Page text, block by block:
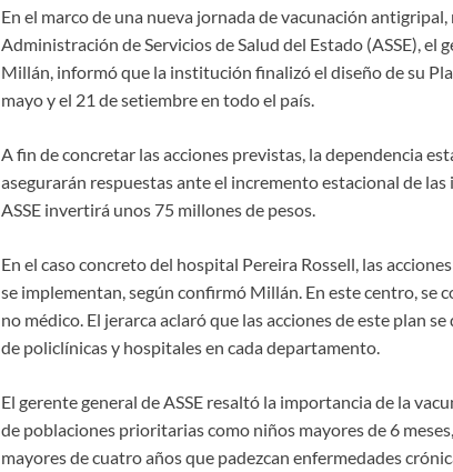
En el marco de una nueva jornada de vacunación
Administración de Servicios de Salud del Estado (ASSE),
Millán, informó que la institución finalizó el diseño de su
mayo y el 21 de setiembre en todo el país.
A fin de concretar las acciones previstas, la dependencia
asegurarán respuestas ante el incremento estacional de
ASSE invertirá unos 75 millones de pesos.
En el caso concreto del hospital Pereira Rossell, las
se implementan, según confirmó Millán. En este centro, se
no médico. El jerarca aclaró que las acciones de este plan
de policlínicas y hospitales en cada departamento.
El gerente general de ASSE resaltó la importancia de la
de poblaciones prioritarias como niños mayores de 6
mayores de cuatro años que padezcan enfermedades